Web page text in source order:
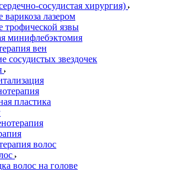
сосудистая хирургия)
варикоза лазером
трофической язвы
минифлебэктомия
вен
сосудистых звездочек
пластика
волос
волос на голове